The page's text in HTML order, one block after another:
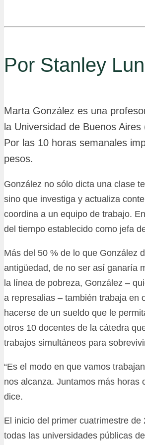
Por Stanley
Marta González es una
la Universidad de Buenos
Por las 10 horas semanales
pesos.
González no sólo dicta una clase
sino que investiga y actualiza
coordina a un equipo de trabajo.
del tiempo establecido como jefa
Más del 50 % de lo que González
antigüedad, de no ser así ganaría
la línea de pobreza, González –
a represalias – también trabaja en
hacerse de un sueldo que le
otros 10 docentes de la cátedra
trabajos simultáneos para
“Es el modo en que vamos
nos alcanza. Juntamos más horas
dice.
El inicio del primer cuatrimestre
todas las universidades públicas